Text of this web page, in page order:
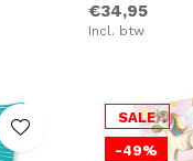
€34,95
Incl. btw
SALE
-49%